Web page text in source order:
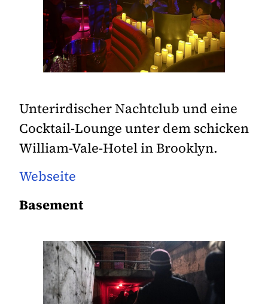
Unterirdischer Nachtclub und eine
Cocktail-Lounge unter dem schicken
William-Vale-Hotel in Brooklyn.
Webseite
Basement